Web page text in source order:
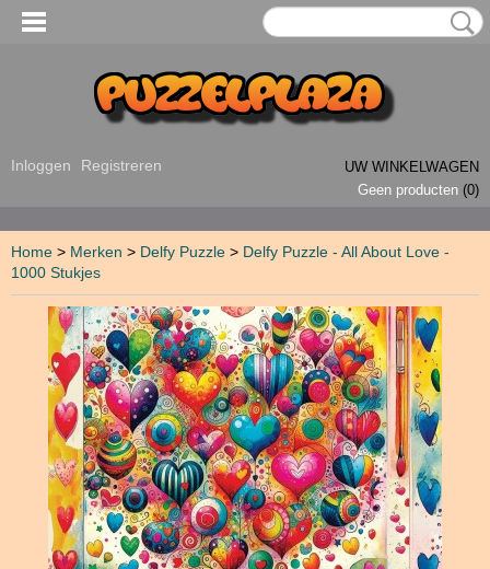
Inloggen Registreren
UW WINKELWAGEN
Geen producten (0)
Home > Merken > Delfy Puzzle > Delfy Puzzle - All About Love -
1000 Stukjes